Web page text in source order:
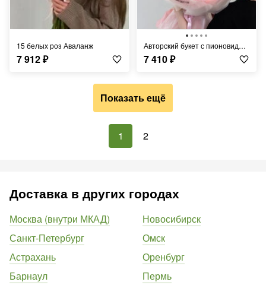
15 белых роз Аваланж
7 912₽
Авторский букет с пионовидной розой, диантусами, кустовой хризантемой и эвкалиптом
7 410₽
Показать ещё
1 2
Доставка в других городах
Москва (внутри МКАД)
Санкт-Петербург
Астрахань
Барнаул
Новосибирск
Омск
Оренбург
Пермь